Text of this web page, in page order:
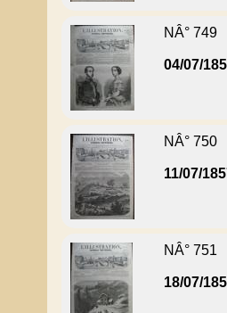
NÂ° 749
04/07/
NÂ° 750
11/07/
NÂ° 751
18/07/